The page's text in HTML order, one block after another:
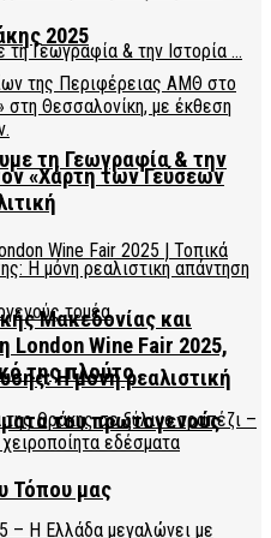
τη Γεωγραφία & την
Η μόνη ρεαλιστική
του πρωτογενούς
2025
«Χάρτη των Γεύσεων
Μακεδονίας και
London Wine Fair 2025,
της πλούτο
Τόπου μας